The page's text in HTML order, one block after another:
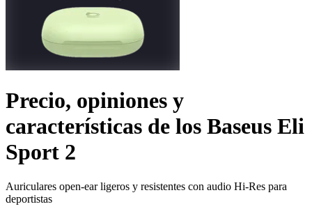
Precio, opiniones y
características de los Baseus Eli
Sport 2
Auriculares open-ear ligeros y resistentes con audio Hi-Res para
deportistas